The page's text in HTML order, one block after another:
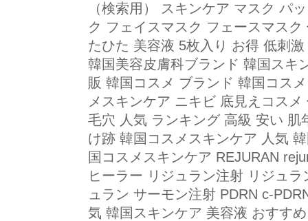
（検索用） スキンケア マスク パ
ク フェイスマスク フェースマス
たひた 美容液 5枚入り お得 低刺
韓国美容皮膚科ブランド 韓国スキ
販 韓国コスメ ブランド 韓国コス
メスキンケア ニキビ 底見えコス
毛穴 人気 ランキング 高級 安い
け跡 韓国コスメスキンケア 人気
国コスメスキンケア REJURAN
ヒーラー リジュラン注射 リジュ
ュラン サーモン注射 PDRN c-
気 韓国スキンケア 美容液 おすす